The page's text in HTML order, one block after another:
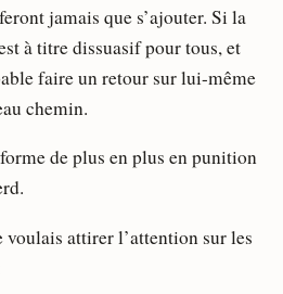
jamais que s’ajouter. Si la
à titre dissuasif pour tous, et
faire un retour sur lui-même
chemin.
de plus en plus en punition
voulais attirer l’attention sur les